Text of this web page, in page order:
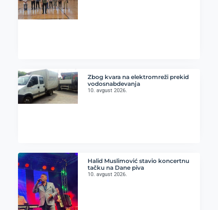
Zbog kvara na elektromreži prekid
vodosnabdevanja
10. avgust 2026.
Halid Muslimović stavio koncertnu
tačku na Dane piva
10. avgust 2026.